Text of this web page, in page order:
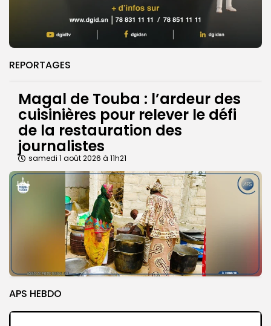
REPORTAGES
Magal de Touba : l’ardeur des
cuisinières pour relever le défi
de la restauration des
journalistes
samedi 1 août 2026 à 11h21
APS HEBDO